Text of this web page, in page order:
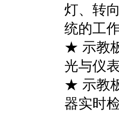
灯、转
统的工
★ 示教
光与仪
★ 示教
器实时